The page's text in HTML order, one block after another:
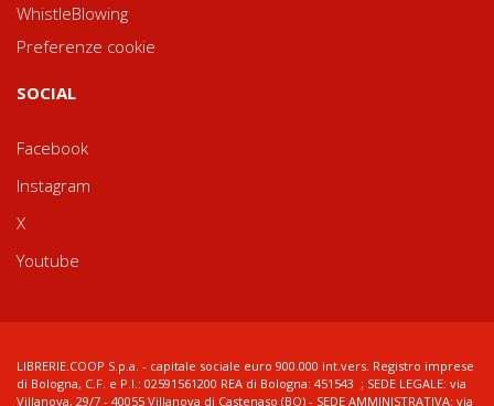
WhistleBlowing
Preferenze cookie
SOCIAL
Facebook
Instagram
X
Youtube
LIBRERIE.COOP S.p.a. - capitale sociale euro 900.000 int.vers. Registro imprese
di Bologna, C.F. e P.I.: 02591561200 REA di Bologna: 451543 ; SEDE LEGALE: via
Villanova, 29/7 - 40055 Villanova di Castenaso (BO) - SEDE AMMINISTRATIVA: via